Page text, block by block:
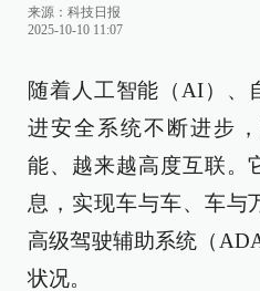
来源： 科技日报
2025-10-10 11:07
随着人工智能（AI）、
进安全系统不断进步
能、越来越高度互联。
息，实现车与车、车与
高级驾驶辅助系统（
状况。